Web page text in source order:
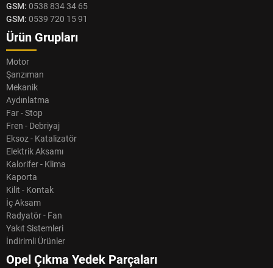
GSM: 0538 834 34 65
GSM: 0539 720 15 91
Ürün Grupları
Motor
Şanzıman
Mekanik
Aydınlatma
Far - Stop
Fren - Debriyaj
Eksoz - Katalizatör
Elektrik Aksamı
Kalorifer - Klima
Kaporta
Kilit - Kontak
İç Aksam
Radyatör - Fan
Yakıt Sistemleri
İndirimli Ürünler
Opel Çıkma Yedek Parçaları